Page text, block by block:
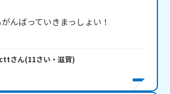
んばっていきまっしょい！
さん(11さい・ 滋賀)